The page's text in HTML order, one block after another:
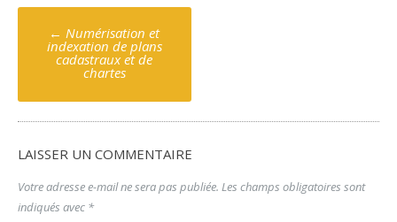
Poste
navigation
← Numérisation et
indexation de plans
cadastraux et de
chartes
LAISSER UN COMMENTAIRE
Votre adresse e-mail ne sera pas publiée. Les champs obligatoires sont
indiqués avec *